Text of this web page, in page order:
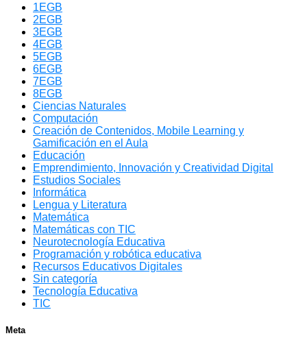
1EGB
2EGB
3EGB
4EGB
5EGB
6EGB
7EGB
8EGB
Ciencias Naturales
Computación
Creación de Contenidos, Mobile Learning y
Gamificación en el Aula
Educación
Emprendimiento, Innovación y Creatividad Digital
Estudios Sociales
Informática
Lengua y Literatura
Matemática
Matemáticas con TIC
Neurotecnología Educativa
Programación y robótica educativa
Recursos Educativos Digitales
Sin categoría
Tecnología Educativa
TIC
Meta